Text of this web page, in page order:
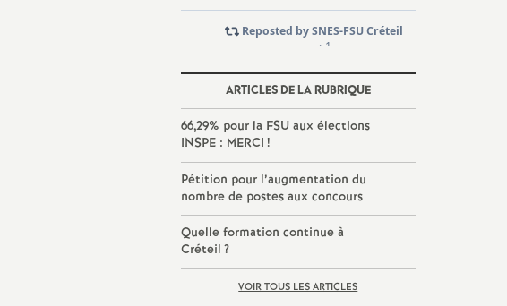
ARTICLES DE LA RUBRIQUE
66,29% pour la FSUaux élections
INSPE: MERCI !
Pétition pour l’augmentation du
nombre de postes aux concours
Quelle formation continue à
Créteil ?
VOIR TOUS LES ARTICLES